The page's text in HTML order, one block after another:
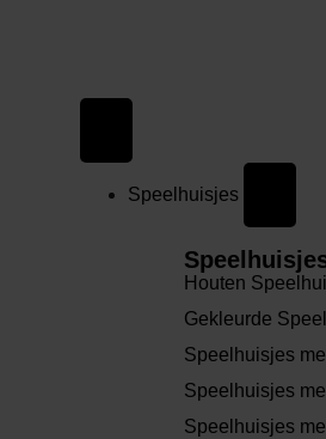
Speelhuisjes
Houten
Gekleurde
Speelhuisjes
Speelhuisjes
Speelhuisjes